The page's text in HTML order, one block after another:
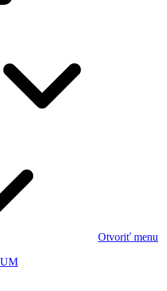
Otvoriť menu